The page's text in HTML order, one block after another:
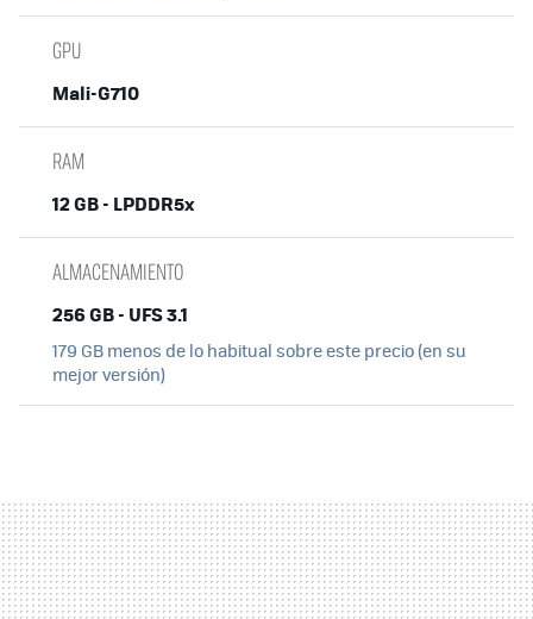
GPU
Mali-G710
RAM
12 GB - LPDDR5x
ALMACENAMIENTO
256 GB - UFS 3.1
179 GB menos de lo habitual sobre este precio (en su
mejor versión)